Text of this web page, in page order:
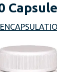
Capsule